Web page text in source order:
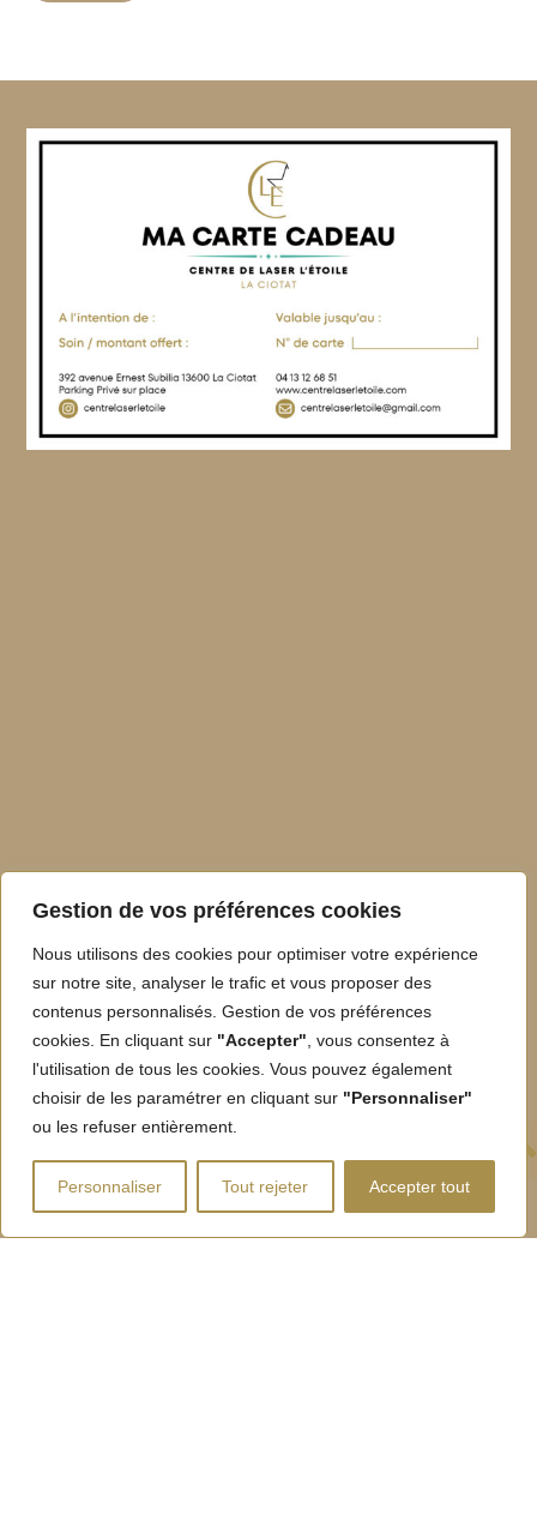
Gestion de vos préférences cookies
Nous utilisons des cookies pour optimiser votre expérience
sur notre site, analyser le trafic et vous proposer des
contenus personnalisés. Gestion de vos préférences
cookies. En cliquant sur "Accepter" , vous consentez à
l'utilisation de tous les cookies. Vous pouvez également
choisir de les paramétrer en cliquant sur "Personnaliser"
ou les refuser entièrement.
Personnaliser Tout rejeter Accepter tout